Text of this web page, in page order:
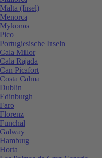
Malta (Insel)
Menorca
Mykonos
Pico
Portugiesische Inseln
Cala Millor
Cala Rajada
Can Picafort
Costa Calma
Dublin
Edinburgh
Faro
Florenz
Funchal
Galway
Hamburg
Horta